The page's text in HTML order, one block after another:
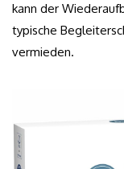
kann der
typische
vermieden.